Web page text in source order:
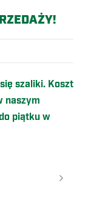
szaliki. Koszt
naszym
piątku w